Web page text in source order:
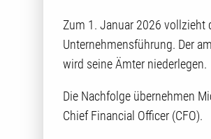
Zum 1. Januar 2026 vollzieht
Unternehmensführung. Der
wird seine Ämter niederlegen.
Die Nachfolge übernehmen
Chief Financial Officer (CFO).